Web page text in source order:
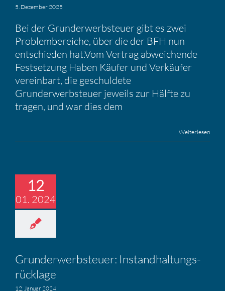
5. Dezember 2025
Bei der Grunderwerbsteuer gibt es zwei
Problembereiche, über die der BFH nun
entschieden hat.Vom Vertrag abweichende
Festsetzung Haben Käufer und Verkäufer
vereinbart, die geschuldete
Grunderwerbsteuer jeweils zur Hälfte zu
tragen, und war dies dem
Weiterlesen
12
01. 2024
Grund­er­werb­steuer: Instand­hal­tungs­
rück­lage
12. Januar 2024